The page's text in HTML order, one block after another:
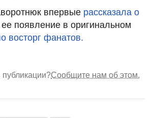
впервые рассказала о
появление в оригинальном
восторг фанатов.
Сообщите нам об этом.